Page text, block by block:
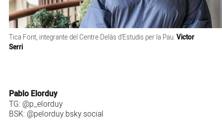
Tica Font, integrante del Centre Delàs d’Estudis per la Pau. Victor
Serri
Pablo Elorduy
TG: @p_elorduy
BSK: @pelorduy.bsky.social